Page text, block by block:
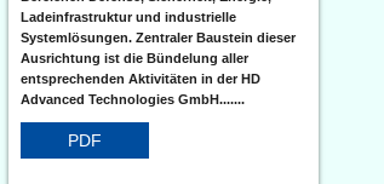
Ladeinfrastruktur und industrielle
Systemlösungen. Zentraler Baustein dieser
Ausrichtung ist die Bündelung aller
entsprechenden Aktivitäten in der HD
Advanced Technologies GmbH.......
PDF